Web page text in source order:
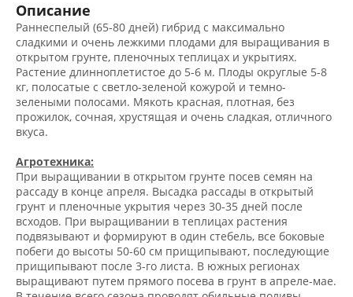
Описание
Раннеспелый (65-80 дней) гибрид с максимально
сладкими и очень лежкими плодами для выращивания в
открытом грунте, пленочных теплицах и укрытиях.
Растение длинноплетистое до 5-6 м. Плоды округлые 5-8
кг, полосатые с светло-зеленой кожурой и темно-
зелеными полосами. Мякоть красная, плотная, без
прожилок, сочная, хрустящая и очень сладкая, отличного
вкуса.
Агротехника:
При выращивании в открытом грунте посев семян на
рассаду в конце апреля. Высадка рассады в открытый
грунт и пленочные укрытия через 30-35 дней после
всходов. При выращивании в теплицах растения
подвязывают и формируют в один стебель, все боковые
побеги до высоты 50-60 см прищипывают, последующие
прищипывают после 3-го листа. В южных регионах
выращивают путем прямого посева в грунт в апреле-мае.